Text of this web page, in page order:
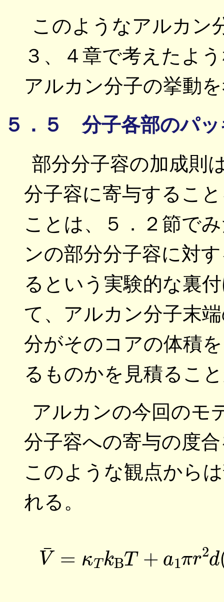
このようなアルカン
３、４章で考えたよ
アルカン分子の挙動
５．５ 分子各部のパ
部分分子容の加成則
分子容に寄与するこ
ことは、５．２節で
ンの部分分子容に対
るという実験的な裏
て、アルカン分子末
分がそのコアの体積
るものかを見積るこ
アルカンの今回のモ
分子容への寄与の度
このような観点から
れる。